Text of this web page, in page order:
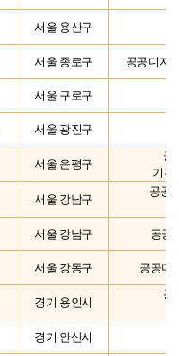
서울 용산구
서울 종로구 공공디자
서울 구로구
서울 광진구
서울 은평구
공
기획
서울 강남구
공공
서울 강남구 공공
서울 강동구 공공디
경기 용인시
공
경기 안산시